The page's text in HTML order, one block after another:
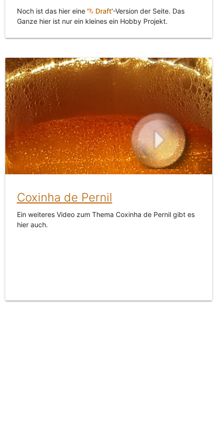
Noch ist das hier eine ' Draft'-Version der Seite. Das
Ganze hier ist nur ein kleines ein Hobby Projekt.
Coxinha de Pernil
Ein weiteres Video zum Thema Coxinha de Pernil gibt es
hier auch.